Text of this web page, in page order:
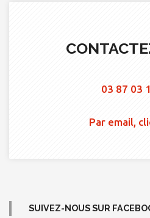
03 87 03
Par email,
SUIVEZ-NOUS SUR